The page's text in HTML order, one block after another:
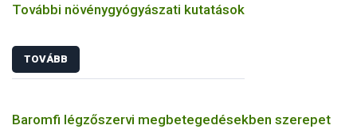
További növénygyógyászati kutatások
TOVÁBB
Baromfi légzőszervi megbetegedésekben szerepet